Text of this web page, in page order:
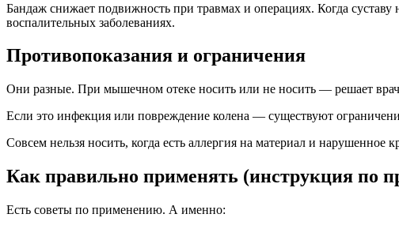
Бандаж снижает подвижность при травмах и операциях. Когда
воспалительных заболеваниях.
Противопоказания и ограничения
Они разные. При мышечном отеке носить или не носить — решает
Если это инфекция или повреждение колена — существуют
Совсем нельзя носить, когда есть аллергия на материал и
Как правильно применять (инструкция по
Есть советы по применению. А именно: